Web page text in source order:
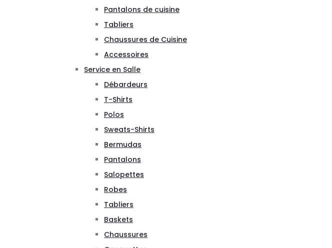
Pantalons de cuisine
Tabliers
Chaussures de Cuisine
Accessoires
Service en Salle
Débardeurs
T-Shirts
Polos
Sweats-Shirts
Bermudas
Pantalons
Salopettes
Robes
Tabliers
Baskets
Chaussures